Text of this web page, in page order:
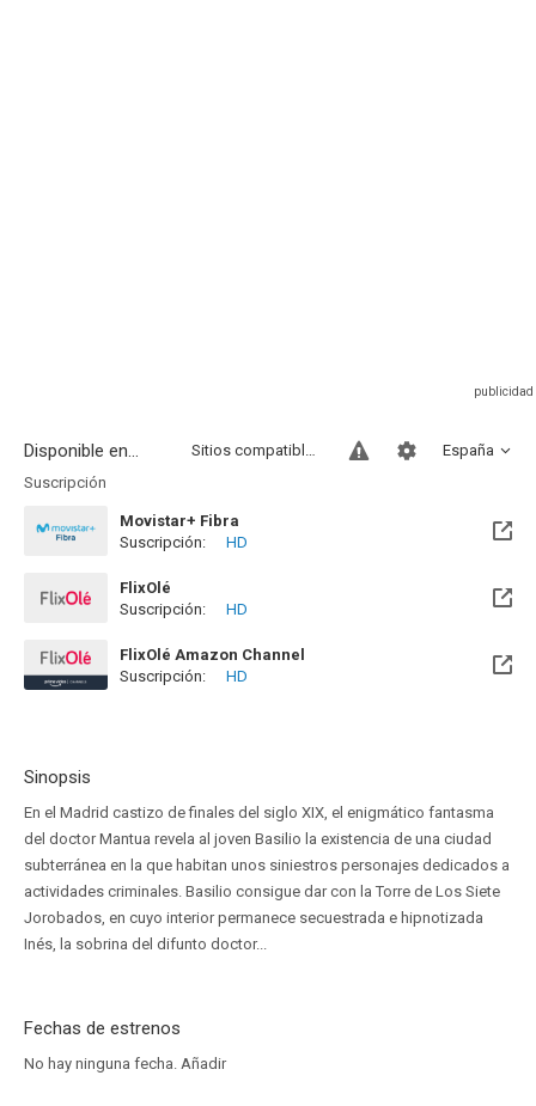
Disponible en... España
Sitios compatibles
Suscripción
Movistar+ Fibra
Disponible hasta el Vie, 01 Ene 2100 (Quedan 73 años)
Suscripción: HD
FlixOlé
Suscripción:
HD
FlixOlé Amazon Channel
Suscripción:
HD
Sinopsis
En el Madrid castizo de finales del siglo XIX, el enigmático fantasma
del doctor Mantua revela al joven Basilio la existencia de una ciudad
subterránea en la que habitan unos siniestros personajes dedicados a
actividades criminales. Basilio consigue dar con la Torre de Los Siete
Jorobados, en cuyo interior permanece secuestrada e hipnotizada
Inés, la sobrina del difunto doctor...
Fechas de estrenos
No hay ninguna fecha. Añadir